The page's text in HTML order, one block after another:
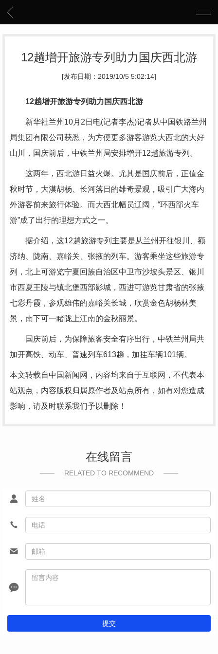
12趟增开旅游专列助力国庆西北游
[发布日期：2019/10/5 5:02:14]
12趟增开旅游专列助力国庆西北游
新华社兰州10月2日电(记者李杰)记者从中国铁路兰州
局集团有限公司获悉，为方便更多游客游览大西北的大好
山川，国庆前后，中铁兰州局安排增开12趟旅游专列。
这两年，西北游日益火爆。尤其是国庆前后，正值金
秋时节，大漠胡杨、长河落日的雄奇景观，吸引广大海内
外游客前来旅行体验。而大西北幅员辽阔，“环西部火车
游”成了出行的理想方式之一。
据介绍，这12趟旅游专列主要是从兰州开往银川、额
济纳、陇南、嘉峪关、张掖的列车。游客乘坐这些旅游专
列，北上可游览宁夏回族自治区中卫市沙坡头景区、银川
市西夏王陵与镇北堡西部影城，西进可游览甘肃省的张掖
七彩丹霞，参观雄伟的嘉峪关长城，欣赏金色胡杨林美
景，南下可一睹陇上江南的金秋丽景。
国庆前后，为保障旅客安全有序出行，中铁兰州局共
加开高铁、动车、普速列车613趟，加挂车辆101辆。
本文转载自中国新闻网，内容均来自于互联网，不代表本
站观点，内容版权归属原作者及站点所有，如有对您造成
影响，请及时联系我们予以删除！
在线留言
RELATED TO RECOMMEND
提交